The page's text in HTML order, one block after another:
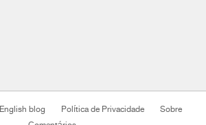
English blog Política de Privacidade
Sobre